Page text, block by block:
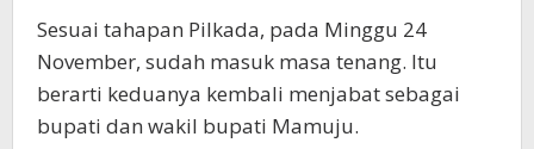
Sesuai tahapan Pilkada, pada Minggu 24
November, sudah masuk masa tenang. Itu
berarti keduanya kembali menjabat sebagai
bupati dan wakil bupati Mamuju.